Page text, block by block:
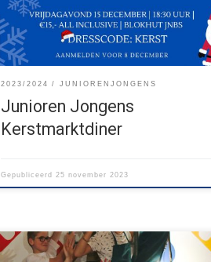
2023/2024 JUNIORENJONGENS
Junioren Jongens
Kerstmarktdiner
Gepubliceerd 25 november 2023